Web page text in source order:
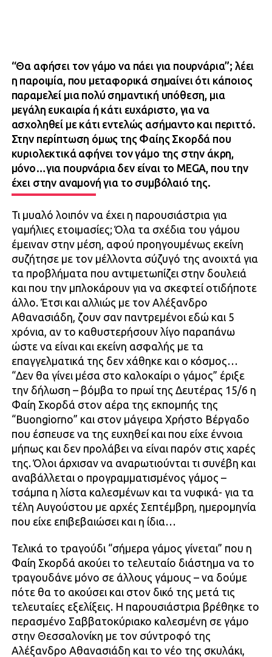
“Θα αφήσει τον γάμο να πάει για πουρνάρια”; λέει
η παροιμία, που μεταφορικά σημαίνει ότι κάποιος
παραμελεί μια πολύ σημαντική υπόθεση, μια
μεγάλη ευκαιρία ή κάτι ευχάριστο, για να
ασχοληθεί με κάτι εντελώς ασήμαντο και περιττό.
Στην περίπτωση όμως της Φαίης Σκορδά που
κυριολεκτικά αφήνει τον γάμο της στην άκρη,
μόνο…για πουρνάρια δεν είναι το MEGA, που την
έχει στην αναμονή για το συμβόλαιό της.
Τι μυαλό λοιπόν να έχει η παρουσιάστρια για
γαμήλιες ετοιμασίες; Όλα τα σχέδια του γάμου
έμειναν στην μέση, αφού προηγουμένως εκείνη
συζήτησε με τον μέλλοντα σύζυγό της ανοιχτά για
τα προβλήματα που αντιμετωπίζει στην δουλειά
και που την μπλοκάρουν για να σκεφτεί οτιδήποτε
άλλο. Έτσι και αλλιώς με τον Αλέξανδρο
Αθανασιάδη, ζουν σαν παντρεμένοι εδώ και 5
χρόνια, αν το καθυστερήσουν λίγο παραπάνω
ώστε να είναι και εκείνη ασφαλής με τα
επαγγελματικά της δεν χάθηκε και ο κόσμος…
“Δεν θα γίνει μέσα στο καλοκαίρι ο γάμος” έριξε
την δήλωση – βόμβα το πρωί της Δευτέρας 15/6 η
Φαίη Σκορδά στον αέρα της εκπομπής της
“Buongiorno” και στον μάγειρα Χρήστο Βέργαδο
που έσπευσε να της ευχηθεί και που είχε έννοια
μήπως και δεν προλάβει να είναι παρόν στις χαρές
της. Όλοι άρχισαν να αναρωτιούνται τι συνέβη και
αναβάλλεται ο προγραμματισμένος γάμος –
τσάμπα η λίστα καλεσμένων και τα νυφικά- για τα
τέλη Αυγούστου με αρχές Σεπτέμβρη, ημερομηνία
που είχε επιβεβαιώσει και η ίδια…
Τελικά το τραγούδι “σήμερα γάμος γίνεται” που η
Φαίη Σκορδά ακούει το τελευταίο διάστημα να το
τραγουδάνε μόνο σε άλλους γάμους – να δούμε
πότε θα το ακούσει και στον δικό της μετά τις
τελευταίες εξελίξεις. Η παρουσιάστρια βρέθηκε το
περασμένο Σαββατοκύριακο καλεσμένη σε γάμο
στην Θεσσαλονίκη με τον σύντροφό της
Αλέξανδρο Αθανασιάδη και το νέο της σκυλάκι,